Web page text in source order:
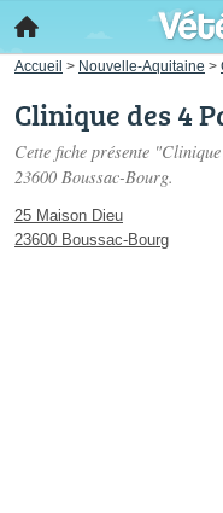
Accueil > Nouvelle-Aquitaine >
Clinique des 4
Cette fiche présente
23600 Boussac-Bourg.
25 Maison Dieu
23600 Boussac-Bourg